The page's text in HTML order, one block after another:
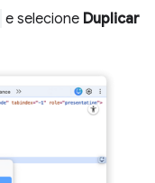
e selecione Duplicar